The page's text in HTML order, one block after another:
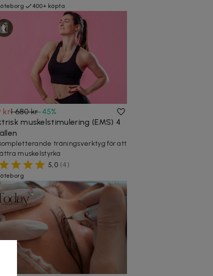
400+ köpta
kr1 680 kr-45%
muskelstimulering (EMS) 4
träningsverktyg för att
muskelstyrka
5,0 (4)